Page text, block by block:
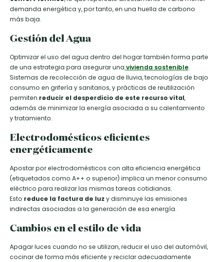
demanda energética y, por tanto, en una huella de carbono
más baja.
Gestión del Agua
Optimizar el uso del agua dentro del hogar también forma parte
de una estrategia para asegurar una vivienda sostenible.
Sistemas de recolección de agua de lluvia, tecnologías de bajo
consumo en grifería y sanitarios, y prácticas de reutilización
permiten reducir el desperdicio de este recurso vital,
además de minimizar la energía asociada a su calentamiento
y tratamiento.
Electrodomésticos eficientes
energéticamente
Apostar por electrodomésticos con alta eficiencia energética
(etiquetados como A++ o superior) implica un menor consumo
eléctrico para realizar las mismas tareas cotidianas.
Esto reduce la factura de luz y disminuye las emisiones
indirectas asociadas a la generación de esa energía.
Cambios en el estilo de vida
Apagar luces cuando no se utilizan, reducir el uso del automóvil,
cocinar de forma más eficiente y reciclar adecuadamente